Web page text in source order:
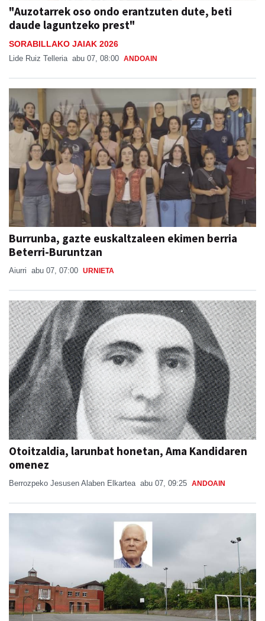
"Auzotarrek oso ondo erantzuten dute, beti
daude laguntzeko prest"
SORABILLAKO JAIAK 2026
Lide Ruiz Telleria abu 07, 08:00 ANDOAIN
Burrunba, gazte euskaltzaleen ekimen berria
Beterri-Buruntzan
Aiurri abu 07, 07:00 URNIETA
Otoitzaldia, larunbat honetan, Ama Kandidaren
omenez
Berrozpeko Jesusen Alaben Elkartea abu 07, 09:25 ANDOAIN